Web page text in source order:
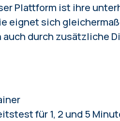
Plattform ist ihre
eignet sich
durch zusätzliche
für 1, 2 und 5